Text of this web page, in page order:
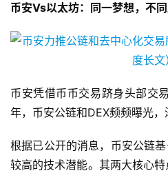
币安Vs以太坊： 同一梦想，不
币安凭借币币交易跻身头部交
年，币安公链和DEX频频曝光，
根据已公开的消息，币安公链
较高的技术潜能。其两大核心